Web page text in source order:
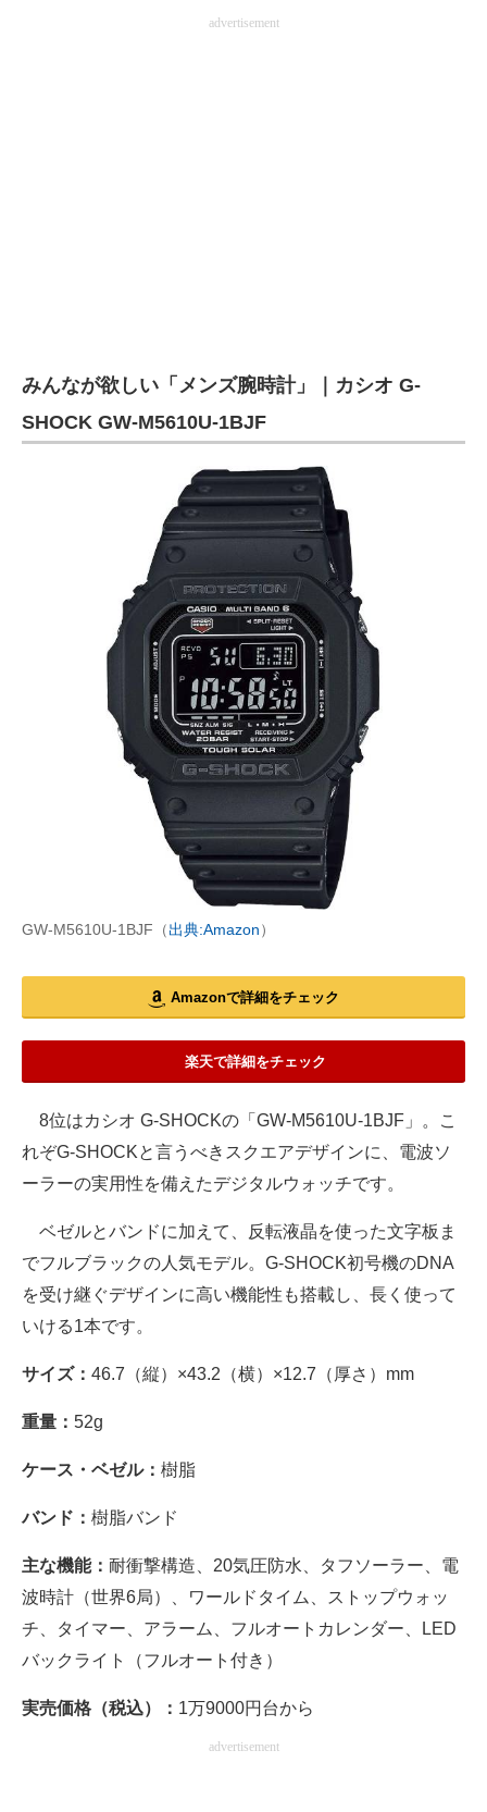
advertisement
みんなが欲しい「メンズ腕時計」｜カシオ G-
SHOCK GW-M5610U-1BJF
GW-M5610U-1BJF（出典:Amazon）
Amazonで詳細をチェック
楽天で詳細をチェック
8位はカシオ G-SHOCKの「GW-M5610U-1BJF」。こ
れぞG-SHOCKと言うべきスクエアデザインに、電波ソ
ーラーの実用性を備えたデジタルウォッチです。
ベゼルとバンドに加えて、反転液晶を使った文字板ま
でフルブラックの人気モデル。G-SHOCK初号機のDNA
を受け継ぐデザインに高い機能性も搭載し、長く使って
いける1本です。
サイズ： 46.7（縦）×43.2（横）×12.7（厚さ）mm
重量： 52g
ケース・ベゼル： 樹脂
バンド： 樹脂バンド
主な機能： 耐衝撃構造、20気圧防水、タフソーラー、電
波時計（世界6局）、ワールドタイム、ストップウォッ
チ、タイマー、アラーム、フルオートカレンダー、LED
バックライト（フルオート付き）
実売価格（税込）： 1万9000円台から
advertisement